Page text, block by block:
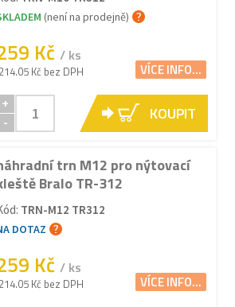
(není na prodejně)
Kč / ks
214.05 Kč bez DPH VÍCE INFO...
+
-
KOUPIT
trn M12 pro nýtovací
Bralo TR-312
TRN-M12 TR312
DOTAZ
Kč / ks
214.05 Kč bez DPH VÍCE INFO...